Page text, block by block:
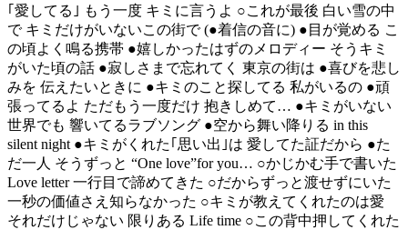
｢愛してる｣ もう一度 キミに言うよ ○これが最後 白い雪の中
で キミだけがいないこの街で (●着信の音に) ●目が覚める こ
の頃よく鳴る携帯 ●嬉しかったはずのメロディー そうキミ
がいた頃の話 ●寂しさまで忘れてく 東京の街は ●喜びを悲し
みを 伝えたいときに ●キミのこと探してる 私がいるの ●頑
張ってるよ ただもう一度だけ 抱きしめて… ●キミがいない
世界でも 響いてるラブソング ●空から舞い降りる in this
silent night ●キミがくれた｢思い出｣は 愛してた証だから ●た
だ一人 そうずっと “One love”for you… ○かじかむ手で書いた
Love letter 一行目で諦めてきた ○だからずっと渡せずにいた
一秒の価値さえ知らなかった ○キミが教えてくれたのは愛
それだけじゃない 限りある Life time ○この背中押してくれた